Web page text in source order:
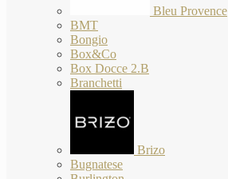
Bleu Provence
BMT
Bongio
Box&Co
Box Docce 2.B
Branchetti
Brizo
Bugnatese